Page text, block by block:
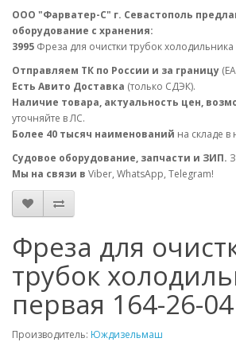
ООО "Фарватер-С" г. Севастополь
оборудование с хранения:
3995 Фреза для очистки трубок холодильника
Отправляем ТК по России и за границу
Есть Авито Доставка (только СДЭК).
Наличие товара, актуальность цен,
уточняйте в ЛС.
Более 40 тысяч наименований на складе в
Судовое оборудование, запчасти и ЗИП.
Мы на связи в Viber, WhatsApp, Telegram!
Фреза для
трубок
первая 164-26-
Производитель: Юждизельмаш